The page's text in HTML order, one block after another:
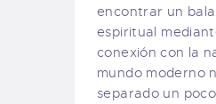
encontrar un
espiritual
conexión con la
mundo moderno
separado un